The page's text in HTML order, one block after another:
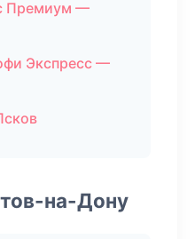
Премиум —
Экспресс —
на-Дону